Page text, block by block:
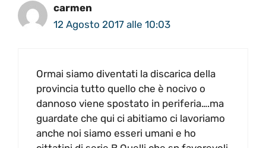
carmen
12 Agosto 2017 alle 10:03
Ormai siamo diventati la discarica della
provincia tutto quello che è nocivo o
dannoso viene spostato in periferia….ma
guardate che qui ci abitiamo ci lavoriamo
anche noi siamo esseri umani e ho